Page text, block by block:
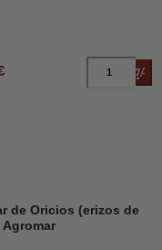
de Oricios (erizos de
Agromar